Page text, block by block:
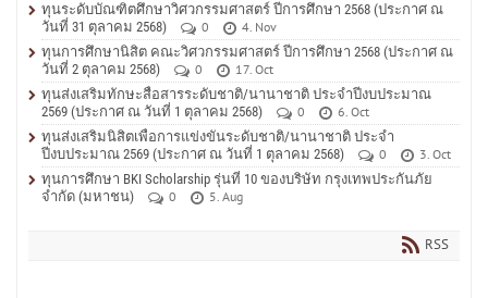
ทุนระดับบัณฑิตศึกษาวิศวกรรมศาสตร์ ปีการศึกษา 2568 (ประกาศ ณ
วันที่ 31 ตุลาคม 2568)
0
4. Nov
ทุนการศึกษานิสิต คณะวิศวกรรมศาสตร์ ปีการศึกษา 2568 (ประกาศ ณ
วันที่ 2 ตุลาคม 2568)
0
17. Oct
ทุนส่งเสริมทักษะสื่อสารระดับชาติ/นานาชาติ ประจำปีงบประมาณ
2569 (ประกาศ ณ วันที่ 1 ตุลาคม 2568)
0
6. Oct
ทุนส่งเสริมนิสิตเพื่อการแข่งขันระดับชาติ/นานาชาติ ประจำ
ปีงบประมาณ 2569 (ประกาศ ณ วันที่ 1 ตุลาคม 2568)
0
3. Oct
ทุนการศึกษา BKI Scholarship รุ่นที่ 10 ของบริษัท กรุงเทพประกันภัย
จำกัด (มหาชน)
0 5. Aug
RSS